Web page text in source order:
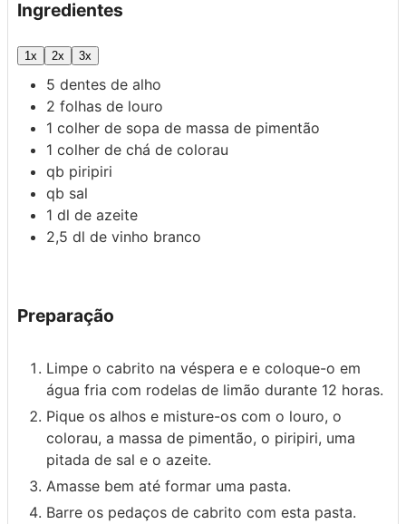
Ingredientes
1x 2x 3x
5 dentes de alho
2 folhas de louro
1 colher de sopa de massa de pimentão
1 colher de chá de colorau
qb piripiri
qb sal
1 dl de azeite
2,5 dl de vinho branco
Preparação
Limpe o cabrito na véspera e e coloque-o em
água fria com rodelas de limão durante 12 horas.
Pique os alhos e misture-os com o louro, o
colorau, a massa de pimentão, o piripiri, uma
pitada de sal e o azeite.
Amasse bem até formar uma pasta.
Barre os pedaços de cabrito com esta pasta.